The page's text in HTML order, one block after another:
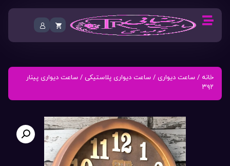
خانه / ساعت دیواری / ساعت دیواری پلاستیکی / ساعت دیواری پینار
۳۹۲